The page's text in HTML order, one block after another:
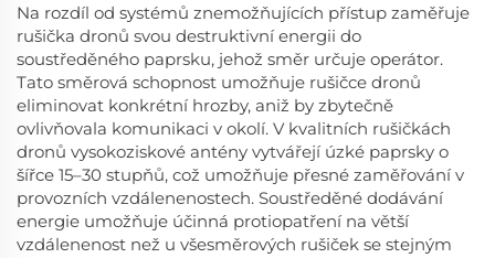
Na rozdíl od systémů znemožňujících přístup zaměřuje
rušička dronů svou destruktivní energii do
soustředěného paprsku, jehož směr určuje operátor.
Tato směrová schopnost umožňuje rušičce dronů
eliminovat konkrétní hrozby, aniž by zbytečně
ovlivňovala komunikaci v okolí. V kvalitních rušičkách
dronů vysokoziskové antény vytvářejí úzké paprsky o
šířce 15–30 stupňů, což umožňuje přesné zaměřování v
provozních vzdálenenostech. Soustředěné dodávání
energie umožňuje účinná protiopatření na větší
vzdálenenost než u všesměrových rušiček se stejným